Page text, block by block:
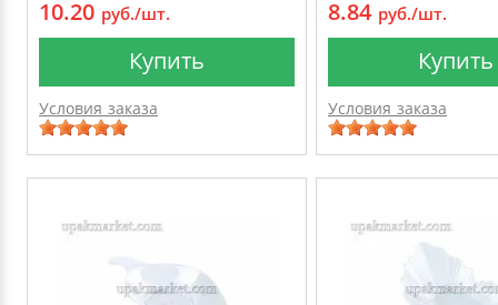
10.20 руб./шт.
Купить
Условия заказа
8.84 руб./шт.
Купить
Условия заказа